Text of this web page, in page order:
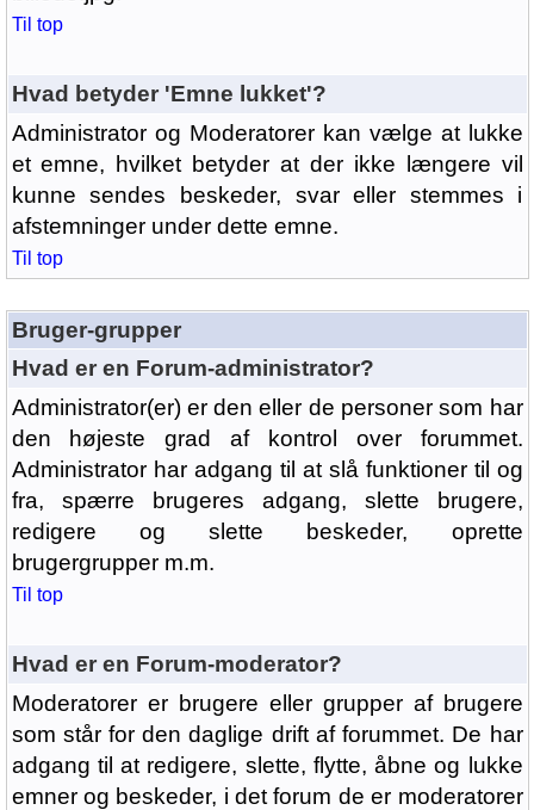
Til top
Hvad betyder 'Emne lukket'?
Administrator og Moderatorer kan vælge at lukke
et emne, hvilket betyder at der ikke længere vil
kunne sendes beskeder, svar eller stemmes i
afstemninger under dette emne.
Til top
Bruger-grupper
Hvad er en Forum-administrator?
Administrator(er) er den eller de personer som har
den højeste grad af kontrol over forummet.
Administrator har adgang til at slå funktioner til og
fra, spærre brugeres adgang, slette brugere,
redigere og slette beskeder, oprette
brugergrupper m.m.
Til top
Hvad er en Forum-moderator?
Moderatorer er brugere eller grupper af brugere
som står for den daglige drift af forummet. De har
adgang til at redigere, slette, flytte, åbne og lukke
emner og beskeder, i det forum de er moderatorer